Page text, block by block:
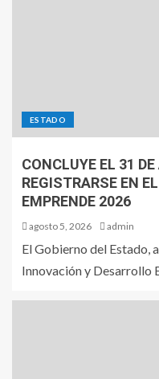
ESTADO
CONCLUYE EL 31
REGISTRARSE EN
EMPRENDE 2026
agosto 5, 2026 admin
El Gobierno del Estado,
Innovación y Desarrollo